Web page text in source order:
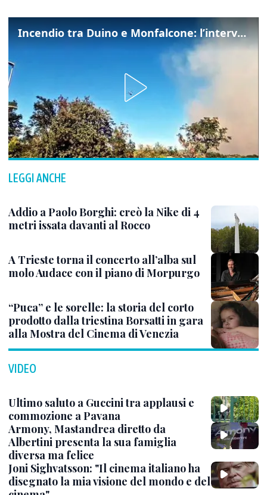
Incendio tra Duino e Monfalcone: l’intervento dei vigili del fuoco
LEGGI ANCHE
Addio a Paolo Borghi: creò la Nike di 4
metri issata davanti al Rocco
A Trieste torna il concerto all’alba sul
molo Audace con il piano di Morpurgo
“Puca” e le sorelle: la storia del corto
prodotto dalla triestina Borsatti in gara
alla Mostra del Cinema di Venezia
VIDEO
Ultimo saluto a Guccini tra applausi e
commozione a Pavana
Armony, Mastandrea diretto da
Albertini presenta la sua famiglia
diversa ma felice
Joni Sighvatsson: "Il cinema italiano ha
disegnato la mia visione del mondo e del